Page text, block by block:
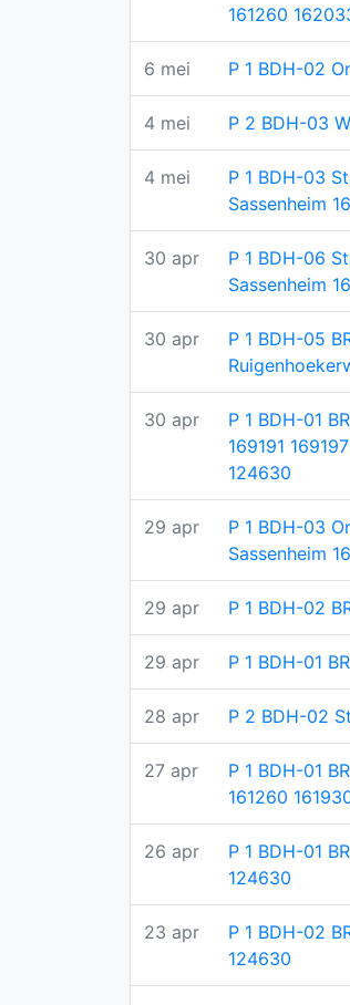
161260
6 mei P 1 BDH-02
4 mei P 2 BDH-03
4 mei
P 1 BDH-03
Sassenheim
30 apr
P 1 BDH-06
Sassenheim
30 apr
P 1 BDH-05
30 apr
P 1 BDH-01
169191
124630
29 apr
P 1 BDH-03
Sassenheim
29 apr P 1 BDH-02
29 apr P 1 BDH-01
28 apr P 2 BDH-02
27 apr
P 1 BDH-01
161260
26 apr
P 1 BDH-01
124630
23 apr
P 1 BDH-02
124630